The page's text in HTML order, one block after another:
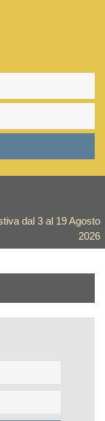
dal 3 al 19 Agosto
2026